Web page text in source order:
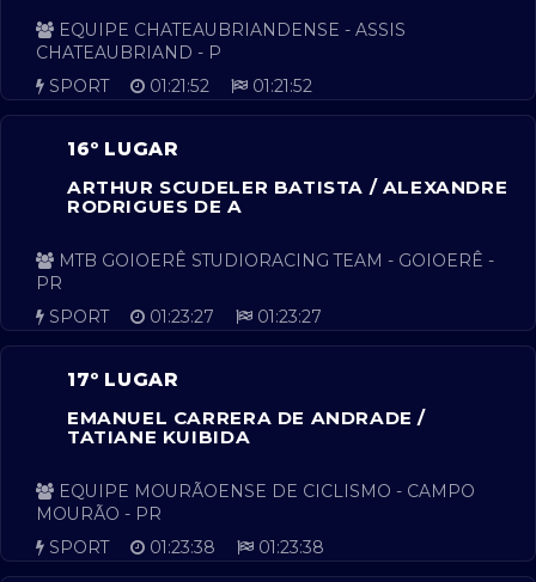
EQUIPE CHATEAUBRIANDENSE - ASSIS
CHATEAUBRIAND - P
SPORT
01:21:52 01:21:52
16º LUGAR
ARTHUR SCUDELER BATISTA / ALEXANDRE
RODRIGUES DE A
MTB GOIOERÊ STUDIORACING TEAM - GOIOERÊ -
PR
SPORT
01:23:27 01:23:27
17º LUGAR
EMANUEL CARRERA DE ANDRADE /
TATIANE KUIBIDA
EQUIPE MOURÃOENSE DE CICLISMO - CAMPO
MOURÃO - PR
SPORT
01:23:38 01:23:38